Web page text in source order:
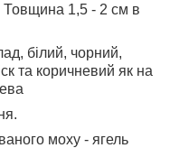
Товщина 1,5 - 2 см в
білий, чорний,
та коричневий як на
моху - ягель